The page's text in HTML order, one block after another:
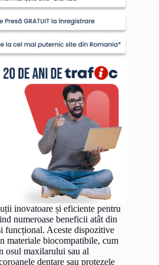
inovatoare și eficiente pentru
numeroase beneficii atât din
funcțional. Aceste dispozitive
materiale biocompatibile, cum
osul maxilarului sau al
dentare sau protezele